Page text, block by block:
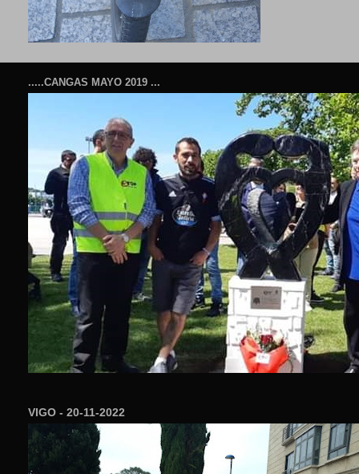
.....CANGAS MAYO 2019 ...
VIGO - 20-11-2022